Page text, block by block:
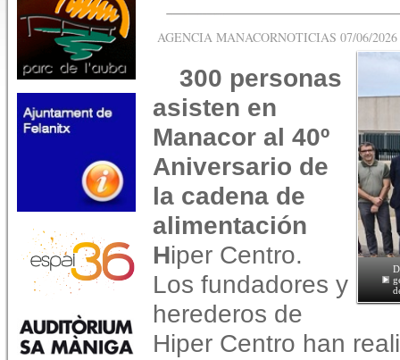
AGENCIA MANACORNOTICIAS 07/06/
300 personas
asisten en
Manacor al 40º
Aniversario de
la cadena de
alimentación
Hiper Centro.
Los fundadores y
herederos de
Hiper Centro han